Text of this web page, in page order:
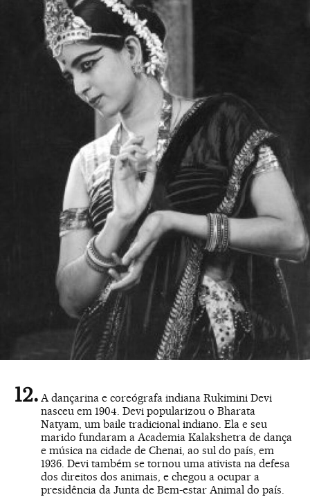
A dançarina e coreógrafa indiana Rukimini Devi
nasceu em 1904. Devi popularizou o Bharata
Natyam, um baile tradicional indiano. Ela e seu
marido fundaram a Academia Kalakshetra de dança
e música na cidade de Chenai, ao sul do país, em
1936. Devi também se tornou uma ativista na defesa
dos direitos dos animais, e chegou a ocupar a
presidência da Junta de Bem-estar Animal do país.